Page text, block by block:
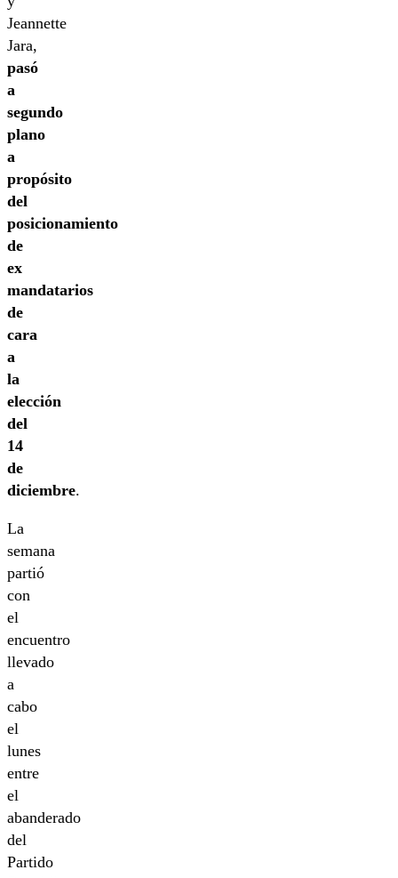
Jeannette
Jara,
pasó
a
segundo
plano
a
propósito
del
posicionamiento
de
ex
mandatarios
de
cara
a
la
elección
del
14
de
diciembre.
La
semana
partió
con
el
encuentro
llevado
a
cabo
el
lunes
entre
el
abanderado
del
Partido